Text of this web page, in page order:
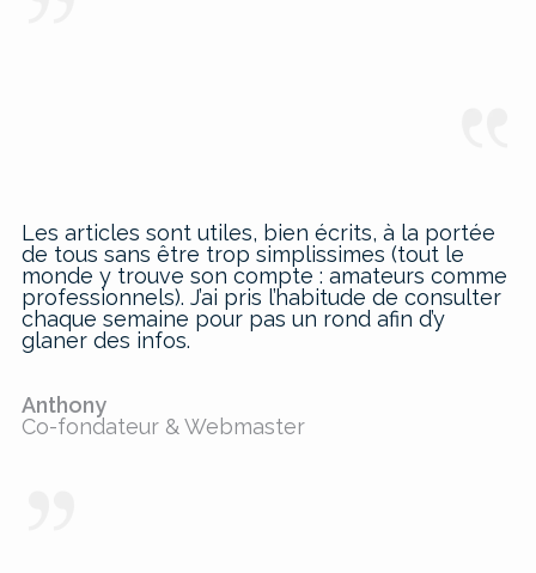
Les articles sont utiles, bien écrits, à la portée
de tous sans être trop simplissimes (tout le
monde y trouve son compte : amateurs comme
professionnels). J’ai pris l’habitude de consulter
chaque semaine pour pas un rond afin d’y
glaner des infos.
Anthony
Co-fondateur & Webmaster